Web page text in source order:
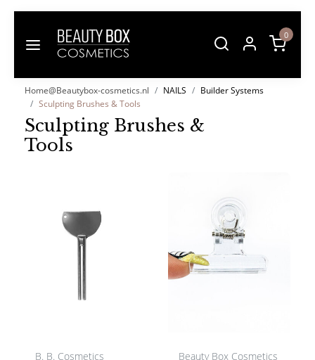
0
Home@Beautybox-cosmetics.nl NAILS
Builder Systems
Sculpting Brushes & Tools
Sculpting Brushes &
Tools
B. B. Cosmetics Beauty Box Cosmetics